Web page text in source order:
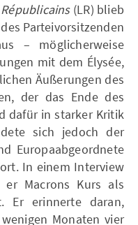
(LR) blieb
Parteivorsitzenden
– möglicherweise
mit dem Élysée,
Äußerungen des
der das Ende des
dafür in starker Kritik
sich jedoch der
Europaabgeordnete
In einem Interview
Macrons Kurs als
Er erinnerte daran,
Monaten vier